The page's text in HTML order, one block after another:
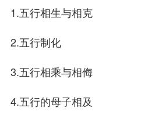
1.五行相生与相克
2.五行制化
3.五行相乘与相侮
4.五行的母子相及